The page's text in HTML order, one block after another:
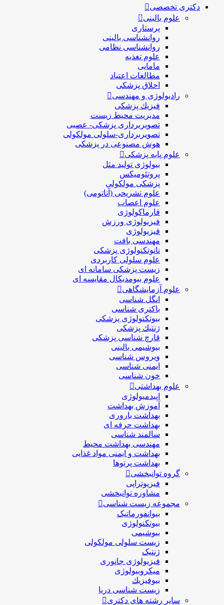
دکتری تخصصی
علوم بالینی
پرستاری
روانشناسی بالینی
روانشناسی نظامی
علوم تغذیه
مامایی
مطالعات اعتیاد
اخلاق پزشکی
رادیولوژی و مهندسی
فيزيك پزشکی
مدیریت محیط زیست
تصویربرداری پزشکی- عصبی
تصویربرداری-سلولی مولکولی
هوش مصنوعی در پزشکی
علوم پایه پزشکی
بیولوژی تولید مثل
پروتئومیکس
پزشکی مولکولی
علوم تشریحی (آناتومی)
علوم اعصاب
فارماکولوژی
فیزیولوژی ورزش
فیزیولوژی
مهندسی بافت
نانوتکنولوژی پزشکی
علوم سلولی کاربردی
زیست پزشکی سامانه ای
علوم بیومدیکال مقایسه ای
علوم آزمایشگاهی
انگل شناسی
باکتری شناسی
بیوتکنولوژی پزشکی
ژنتيك پزشکی
قارچ شناسی پزشكی
بیوشیمی بالینی
ویروس شناسی
ایمنی شناسی
خون شناسی
علوم بهداشتی
اپیدمیولوژی
آموزش بهداشت
بهداشت باروری
بهداشت حرفه ای
سالمند شناسی
مهندسی بهداشت محيط
بهداشت و ایمنی مواد غذایی
بهداشت پرتوها
گروه توانبخشی
فیزیوتراپی
مشاوره توانبخشی
مجموعه زیست شناسی
بیوانفورماتیک
بیوتکنولوژی
بیوشیمی
زیست سلولی مولکولی
ژنتیک
فیزیولوژی جانوری
میکروبیولوژی
بيوفيزيك
زیست شناسی دریا
سایر رشته های دکتری